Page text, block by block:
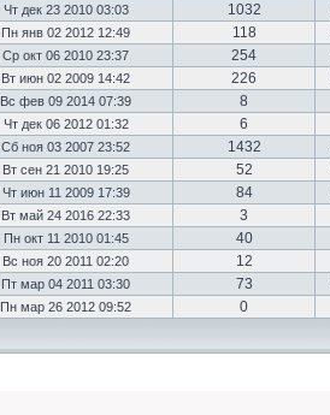
Чт дек 23 2010 03:03 1032
Пн янв 02 2012 12:49 118
Ср окт 06 2010 23:37 254
Вт июн 02 2009 14:42 226
Вс фев 09 2014 07:39 8
Чт дек 06 2012 01:32 6
Сб ноя 03 2007 23:52 1432
Вт сен 21 2010 19:25 52
Чт июн 11 2009 17:39 84
Вт май 24 2016 22:33 3
Пн окт 11 2010 01:45 40
Вс ноя 20 2011 02:20 12
Пт мар 04 2011 03:30 73
Пн мар 26 2012 09:52 0